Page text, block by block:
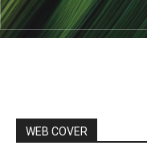
WEB COVER